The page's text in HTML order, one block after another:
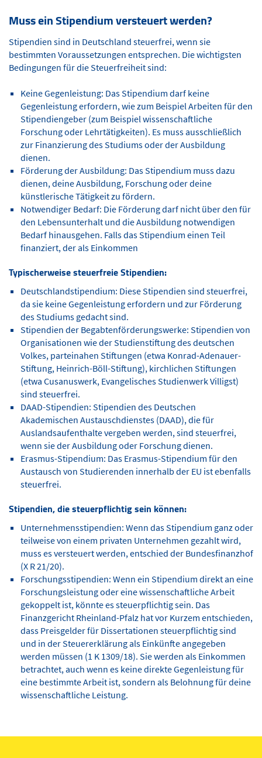
Muss ein Stipendium versteuert werden?
Stipendien sind in Deutschland steuerfrei, wenn sie
bestimmten Voraussetzungen entsprechen. Die wichtigsten
Bedingungen für die Steuerfreiheit sind:
Keine Gegenleistung: Das Stipendium darf keine
Gegenleistung erfordern, wie zum Beispiel Arbeiten für den
Stipendiengeber (zum Beispiel wissenschaftliche
Forschung oder Lehrtätigkeiten). Es muss ausschließlich
zur Finanzierung des Studiums oder der Ausbildung
dienen.
Förderung der Ausbildung: Das Stipendium muss dazu
dienen, deine Ausbildung, Forschung oder deine
künstlerische Tätigkeit zu fördern.
Notwendiger Bedarf: Die Förderung darf nicht über den für
den Lebensunterhalt und die Ausbildung notwendigen
Bedarf hinausgehen. Falls das Stipendium einen Teil
finanziert, der als Einkommen
Typischerweise steuerfreie Stipendien:
Deutschlandstipendium: Diese Stipendien sind steuerfrei,
da sie keine Gegenleistung erfordern und zur Förderung
des Studiums gedacht sind.
Stipendien der Begabtenförderungswerke: Stipendien von
Organisationen wie der Studienstiftung des deutschen
Volkes, parteinahen Stiftungen (etwa Konrad-Adenauer-
Stiftung, Heinrich-Böll-Stiftung), kirchlichen Stiftungen
(etwa Cusanuswerk, Evangelisches Studienwerk Villigst)
sind steuerfrei.
DAAD-Stipendien: Stipendien des Deutschen
Akademischen Austauschdienstes (DAAD), die für
Auslandsaufenthalte vergeben werden, sind steuerfrei,
wenn sie der Ausbildung oder Forschung dienen.
Erasmus-Stipendium: Das Erasmus-Stipendium für den
Austausch von Studierenden innerhalb der EU ist ebenfalls
steuerfrei.
Stipendien, die steuerpflichtig sein können:
Unternehmensstipendien: Wenn das Stipendium ganz oder
teilweise von einem privaten Unternehmen gezahlt wird,
muss es versteuert werden, entschied der Bundesfinanzhof
(X R 21/20).
Forschungsstipendien: Wenn ein Stipendium direkt an eine
Forschungsleistung oder eine wissenschaftliche Arbeit
gekoppelt ist, könnte es steuerpflichtig sein. Das
Finanzgericht Rheinland-Pfalz hat vor Kurzem entschieden,
dass Preisgelder für Dissertationen steuerpflichtig sind
und in der Steuererklärung als Einkünfte angegeben
werden müssen (1 K 1309/18). Sie werden als Einkommen
betrachtet, auch wenn es keine direkte Gegenleistung für
eine bestimmte Arbeit ist, sondern als Belohnung für deine
wissenschaftliche Leistung.